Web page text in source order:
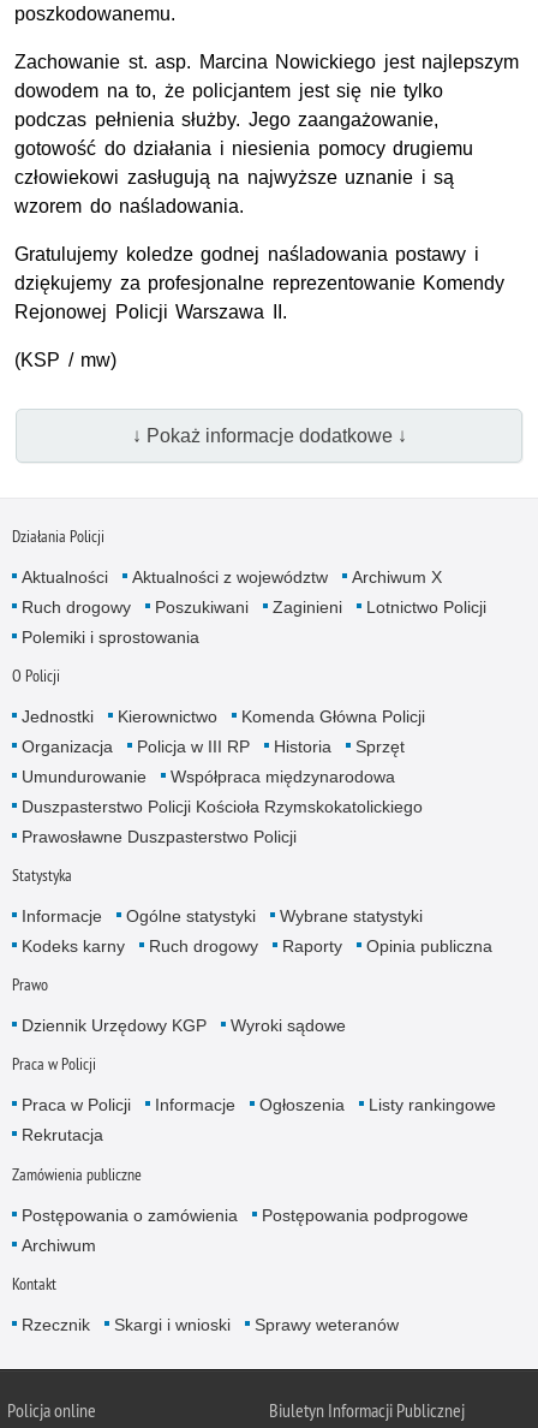
poszkodowanemu.
Zachowanie st. asp. Marcina Nowickiego jest najlepszym
dowodem na to, że policjantem jest się nie tylko
podczas pełnienia służby. Jego zaangażowanie,
gotowość do działania i niesienia pomocy drugiemu
człowiekowi zasługują na najwyższe uznanie i są
wzorem do naśladowania.
Gratulujemy koledze godnej naśladowania postawy i
dziękujemy za profesjonalne reprezentowanie Komendy
Rejonowej Policji Warszawa II.
(KSP / mw)
↓ Pokaż informacje dodatkowe ↓
Działania Policji
Aktualności Aktualności z województw
Archiwum X
Ruch drogowy
Poszukiwani Zaginieni
Lotnictwo Policji
Polemiki i sprostowania
O Policji
Jednostki Kierownictwo
Komenda Główna Policji
Organizacja
Policja w III RP Historia
Sprzęt
Umundurowanie
Współpraca międzynarodowa
Duszpasterstwo Policji Kościoła Rzymskokatolickiego
Prawosławne Duszpasterstwo Policji
Statystyka
Informacje Ogólne statystyki
Wybrane statystyki
Kodeks karny
Ruch drogowy Raporty Opinia publiczna
Prawo
Dziennik Urzędowy KGP Wyroki sądowe
Praca w Policji
Praca w Policji Informacje Ogłoszenia
Listy rankingowe
Rekrutacja
Zamówienia publiczne
Postępowania o zamówienia
Postępowania podprogowe
Archiwum
Kontakt
Rzecznik Skargi i wnioski Sprawy weteranów
Policjaonline Biuletyn Informacji Publicznej